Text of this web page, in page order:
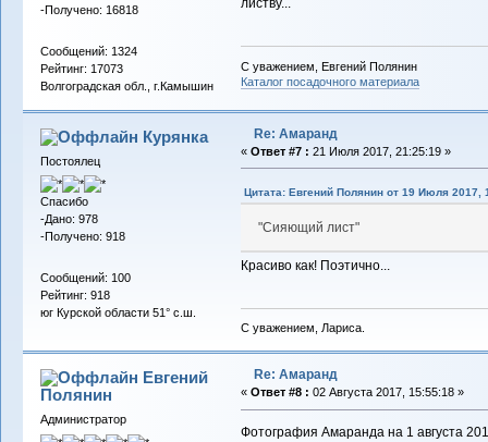
-Получено: 16818
Сообщений: 1324
Рейтинг: 17073
Волгоградская обл., г.Камышин
листву...
С уважением, Евгений Полянин
Каталог посадочного материала
Курянка
Постоялец
Спасибо
-Дано: 978
-Получено: 918
Сообщений: 100
Рейтинг: 918
юг Курской области 51° с.ш.
Re: Амаранд
« Ответ #7 : 21 Июля 2017, 21:25:19 »
Цитата: Евгений Полянин от 19 Июля 2017,
"Сияющий лист"
Красиво как! Поэтично...
С уважением, Лариса.
Евгений
Полянин
Администратор
Re: Амаранд
« Ответ #8 : 02 Августа 2017, 15:55:18 »
Фотография Амаранда на 1 августа